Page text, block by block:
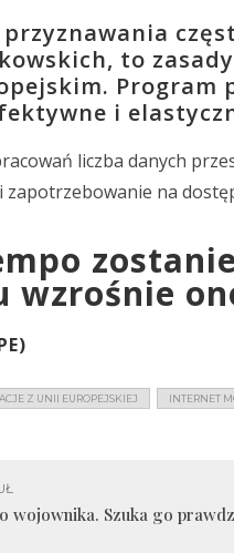
przyznawania
to
Program
i
liczba danych
zapotrzebowanie na
wzrośnie
Z UNII EUROPEJSKIEJ INTERNET
wojownika. Szuka go